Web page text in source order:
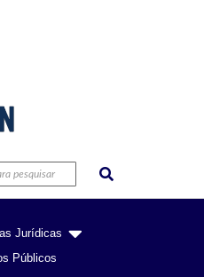
Jurídicas
Públicos